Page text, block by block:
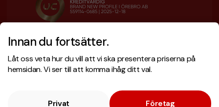
Innan du fortsätter.
Låt oss veta hur du vill att vi ska presentera priserna på
hemsidan. Vi ser till att komma ihåg ditt val.
Privat Företag
Designskiss inom 1 h
Fri offert
Snabb leverans
Copyright © 2026 . Brand New Profile AB